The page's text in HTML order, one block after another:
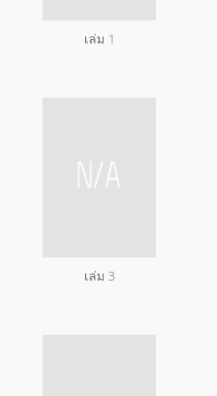
เล่ม 1
เล่ม 3